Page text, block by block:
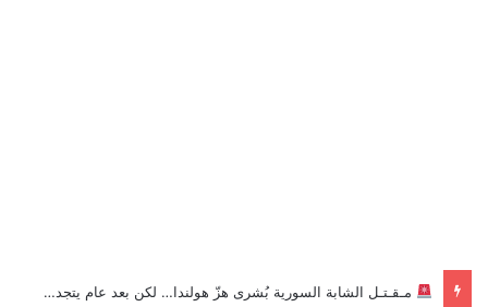
مـقـتـل الشابة السورية بُشرى هزّ هولندا… لكن بعد عام يتجدد الغضب من عائلتها!